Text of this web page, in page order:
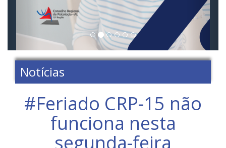
Notícias
#Feriado CRP-15 não
funciona nesta
segunda-feira